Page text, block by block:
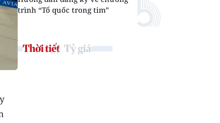
trình “Tổ quốc trong tim”
Thời tiết Tỷ giá